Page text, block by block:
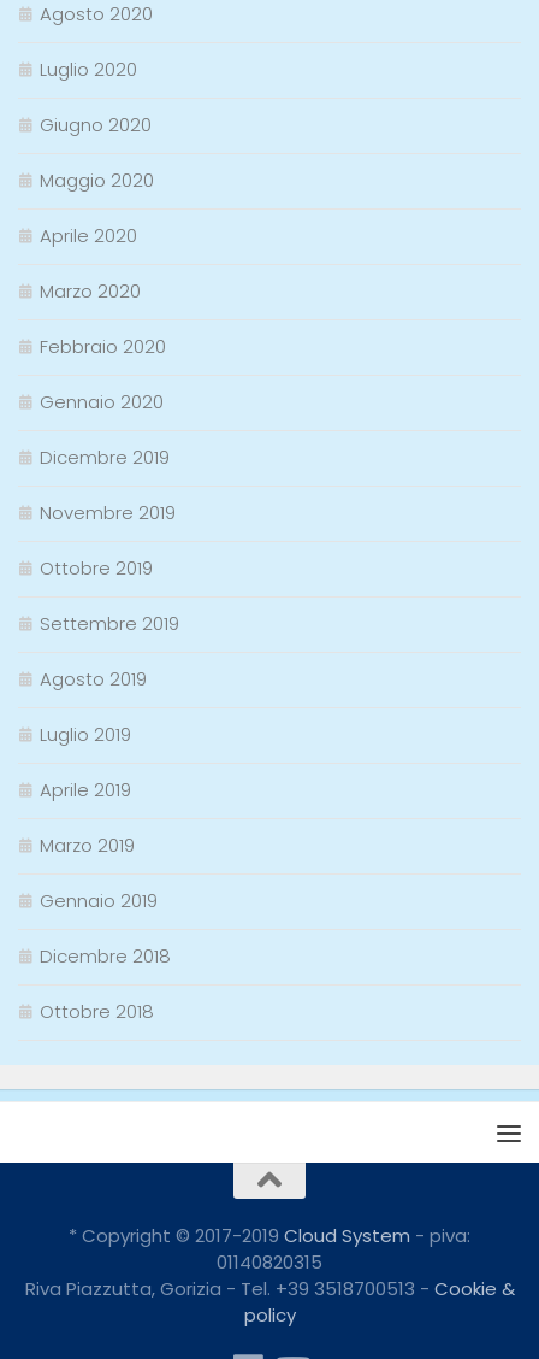
Agosto 2020
Luglio 2020
Giugno 2020
Maggio 2020
Aprile 2020
Marzo 2020
Febbraio 2020
Gennaio 2020
Dicembre 2019
Novembre 2019
Ottobre 2019
Settembre 2019
Agosto 2019
Luglio 2019
Aprile 2019
Marzo 2019
Gennaio 2019
Dicembre 2018
Ottobre 2018
* Copyright © 2017-2019 Cloud System - piva:
01140820315
Riva Piazzutta, Gorizia - Tel. +39 3518700513 - Cookie &
policy